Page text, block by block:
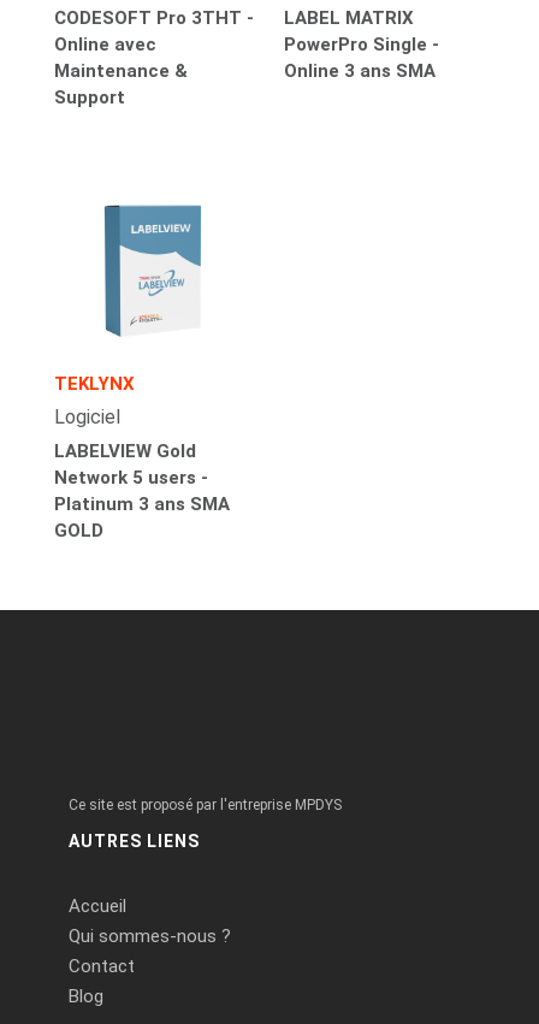
CODESOFT Pro 3THT -
Online avec
Maintenance &
Support
LABEL MATRIX
PowerPro Single -
Online 3 ans SMA
TEKLYNX
Logiciel
LABELVIEW Gold
Network 5 users -
Platinum 3 ans SMA
GOLD
Ce site est proposé par l'entreprise MPDYS
AUTRES LIENS
Accueil
Qui sommes-nous ?
Contact
Blog